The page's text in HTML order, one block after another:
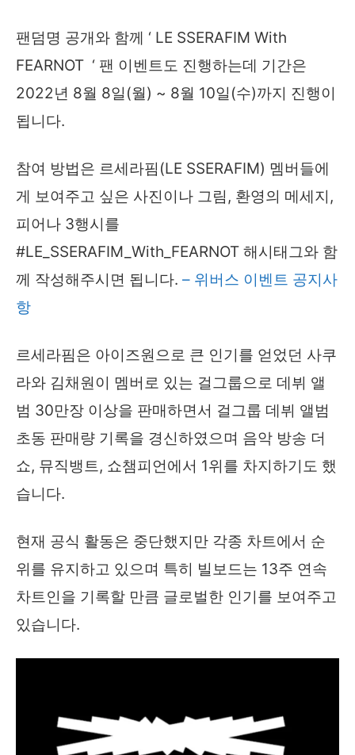
팬덤명 공개와 함께 ‘ LE SSERAFIM With
FEARNOT ‘ 팬 이벤트도 진행하는데 기간은
2022년 8월 8일(월) ~ 8월 10일(수)까지 진행이
됩니다.
참여 방법은 르세라핌(LE SSERAFIM) 멤버들에
게 보여주고 싶은 사진이나 그림, 환영의 메세지,
피어나 3행시를
#LE_SSERAFIM_With_FEARNOT 해시태그와 함
께 작성해주시면 됩니다. – 위버스 이벤트 공지사
항
르세라핌은 아이즈원으로 큰 인기를 얻었던 사쿠
라와 김채원이 멤버로 있는 걸그룹으로 데뷔 앨
범 30만장 이상을 판매하면서 걸그룹 데뷔 앨범
초동 판매량 기록을 경신하였으며 음악 방송 더
쇼, 뮤직뱅트, 쇼챔피언에서 1위를 차지하기도 했
습니다.
현재 공식 활동은 중단했지만 각종 차트에서 순
위를 유지하고 있으며 특히 빌보드는 13주 연속
차트인을 기록할 만큼 글로벌한 인기를 보여주고
있습니다.